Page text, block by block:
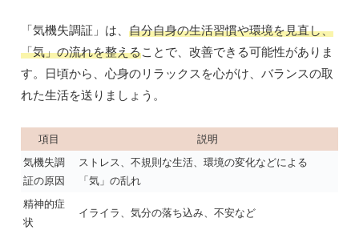
「気機失調証」は、 自分自身の生活習慣や環境を見直し、
「気」の流れを整えることで、改善できる可能性がありま
す。日頃から、心身のリラックスを心がけ、バランスの取
れた生活を送りましょう。
項目
説明
気機失調
証の原因
ストレス、不規則な生活、環境の変化などによる
「気」の乱れ
精神的症
状
イライラ、気分の落ち込み、不安など